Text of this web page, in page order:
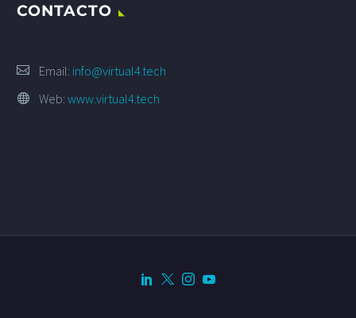
CONTACTO
Email: info@virtual4.tech
Web: www.virtual4.tech